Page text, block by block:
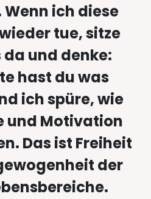
Wenn ich diese
tue, sitze
und denke:
hast du was
ich spüre, wie
und Motivation
Das ist Freiheit
der